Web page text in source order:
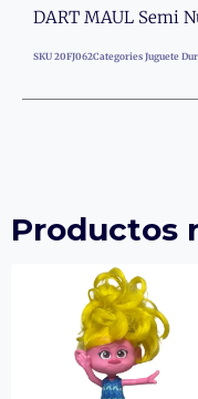
DART MAUL Semi
SKU 20FJ062Categories Juguete
Productos